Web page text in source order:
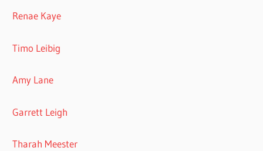
Renae Kaye
Timo Leibig
Amy Lane
Garrett Leigh
Tharah Meester